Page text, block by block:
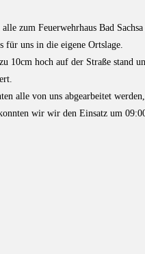
zum Feuerwehrhaus Bad
für uns in die eigene Ortslage.
10cm hoch auf der Straße stand
alle von uns abgearbeitet
wir wir den Einsatz um